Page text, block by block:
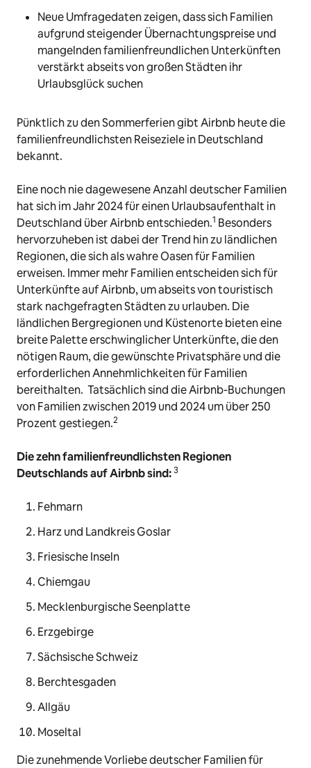
Neue Umfragedaten zeigen, dass sich Familien
aufgrund steigender Übernachtungspreise und
mangelnden familienfreundlichen Unterkünften
verstärkt abseits von großen Städten ihr
Urlaubsglück suchen
Pünktlich zu den Sommerferien gibt Airbnb heute die
familienfreundlichsten Reiseziele in Deutschland
bekannt.
Eine noch nie dagewesene Anzahl deutscher Familien
hat sich im Jahr 2024 für einen Urlaubsaufenthalt in
Deutschland über Airbnb entschieden.1 Besonders
hervorzuheben ist dabei der Trend hin zu ländlichen
Regionen, die sich als wahre Oasen für Familien
erweisen. Immer mehr Familien entscheiden sich für
Unterkünfte auf Airbnb, um abseits von touristisch
stark nachgefragten Städten zu urlauben. Die
ländlichen Bergregionen und Küstenorte bieten eine
breite Palette erschwinglicher Unterkünfte, die den
nötigen Raum, die gewünschte Privatsphäre und die
erforderlichen Annehmlichkeiten für Familien
bereithalten. Tatsächlich sind die Airbnb-Buchungen
von Familien zwischen 2019 und 2024 um über 250
Prozent gestiegen.2
Die zehn familienfreundlichsten Regionen
Deutschlands auf Airbnb sind:3
Fehmarn
Harz und Landkreis Goslar
Friesische Inseln
Chiemgau
Mecklenburgische Seenplatte
Erzgebirge
Sächsische Schweiz
Berchtesgaden
Allgäu
Moseltal
Die zunehmende Vorliebe deutscher Familien für